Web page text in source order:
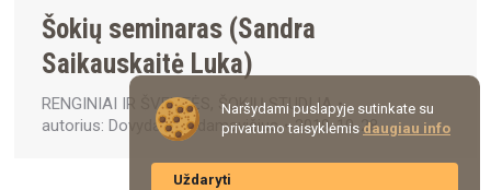
Šokių seminaras (Sandra
Saikauskaitė Luka)
RENGINIAI IR ŠVENTĖS
ŠOKIŲ STUDIJA
autorius: Dovydas Gaidamavičius 2019-10-28
Naršydami puslapyje sutinkate su
privatumo taisyklėmis daugiau info
Uždaryti